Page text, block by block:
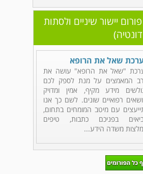
יישור שיניים ולסתות
שאל את הרופא
"שאל את הרופא" עושה את
המאמצים על מנת לספק לכם
מידע מקיף, אמין ומדויק
רפואיים שונים. לשם כך אנו
עם מיטב המומחים בתחום,
בפניכם כתבות, טיפים
משדה הידע...